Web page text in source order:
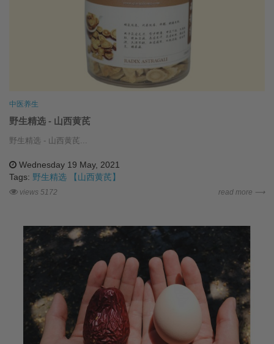
中医养生
野生精选 - 山西黄芪
野生精选 - 山西黄芪...
Wednesday 19 May, 2021
Tags: 野生精选 【山西黄芪】
views 5172 read more ⟶